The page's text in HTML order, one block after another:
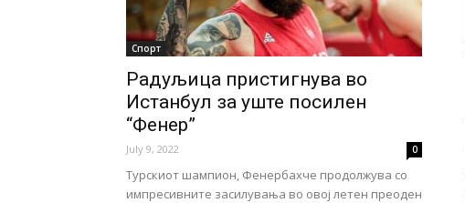
Спорт
Радуљица пристигнува во
Истанбул за уште посилен
“Фенер”
July 9, 2022 0
Турскиот шампион, Фенербахче продолжува со
импресивните засилувања во овој летен преоден